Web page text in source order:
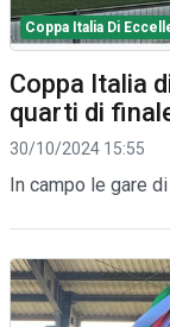
Coppa Italia Di
Coppa Italia
quarti di
30/10/2024 15:55
In campo le gare